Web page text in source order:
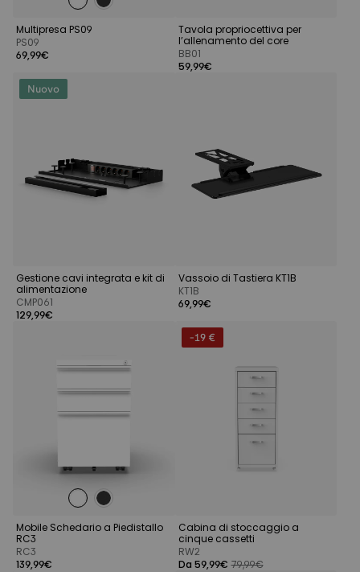
Multipresa PS09
PS09
69,99€
Tavola propriocettiva per
l’allenamento del core
BB01
59,99€
Nuovo
Gestione cavi integrata e kit di
alimentazione
CMP061
129,99€
Vassoio di Tastiera KT1B
KT1B
69,99€
Mobile Schedario a Piedistallo
RC3
RC3
139,99€
-19 €
Cabina di stoccaggio a
cinque cassetti
RW2
Da 59,99€ 79,99€